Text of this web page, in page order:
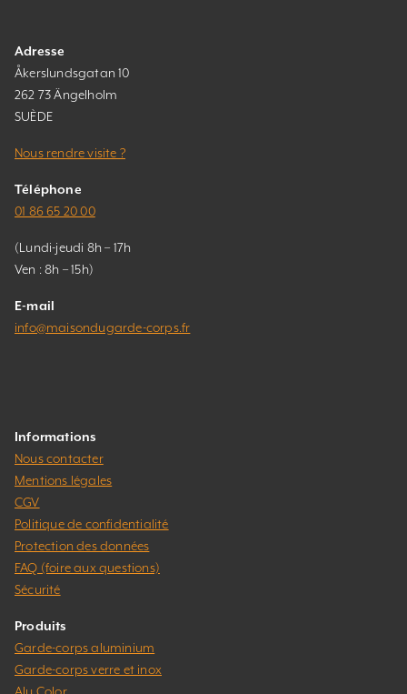
Adresse
Åkerslundsgatan 10
262 73 Ängelholm
SUÈDE
Nous rendre visite ?
Téléphone
01 86 65 20 00
(Lundi-jeudi 8h – 17h
Ven : 8h – 15h)
E-mail
info@maisondugarde-corps.fr
Informations
Nous contacter
Mentions légales
CGV
Politique de confidentialité
Protection des données
FAQ (foire aux questions)
Sécurité
Produits
Garde-corps aluminium
Garde-corps verre et inox
Alu Color